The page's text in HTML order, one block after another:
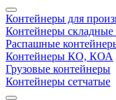
Контейнеры для
Контейнеры
Распашные
Контейнеры КО, КОА
Грузовые контейнеры
Контейнеры сетчатые